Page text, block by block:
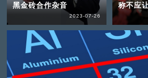
黑金砖合作杂音
2023-07-26
称不应